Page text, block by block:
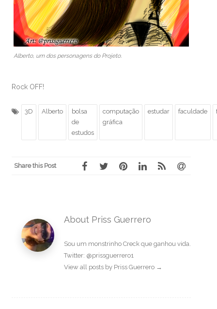
Alberto, um dos personagens do Projeto.
Rock OFF!
3D Alberto
bolsa
de
estudos
computação
gráfica
estudar faculdade
Share this Post
About Priss Guerrero
Sou um monstrinho Creck que ganhou vida.
Twitter: @prissguerrero1
View all posts by Priss Guerrero →